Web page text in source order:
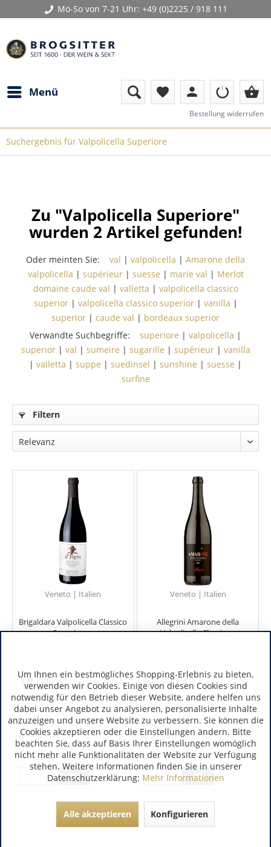
Mo-So von 7-21 Uhr: +49 (0)2225 / 918 111
Menü favorite person shopping_basket
Bestellung widerrufen
Suchergebnis für Valpolicella Superiore
Zu "Valpolicella Superiore"
wurden2 Artikel gefunden!
Oder meinten Sie: val | valpolicella | Amarone della
valpolicella | supérieur| suesse | marie val | Merlot
domaine caude val | valletta | valpolicella classico
superior| valpolicella classico superior| vanilla |
superior | caude val | bordeaux superior
Verwandte Suchbegriffe:
superiore | valpolicella |
superior| val | sumeire | sugarille | supérieur| vanilla
| valletta | suppe | suedinsel | sunshine | suesse |
surfine
Filtern
Veneto | Italien
Brigaldara Valpolicella Classico
Superiore...
18,75 €
inkl. MwSt.
0.75 Liter(25,00 € / 1 Liter)
Art.-Nr.:6409
Verfügbar
Veneto | Italien
Allegrini Amarone della
Valpolicella Classico...
86,50 €
inkl. MwSt.
0.75 Liter(115,33 € / 1 Liter)
Art.-Nr.:3621
Verfügbar
Um Ihnen ein bestmögliches Shopping-Erlebnis zu bieten,
verwenden wir Cookies. Einige von diesen Cookies sind
notwendig für den Betrieb dieser Website, andere helfen uns
dabei unser Angebot zu analysieren, personalisierte Inhalte
anzuzeigen und unsere Website zu verbessern. Sie können die
Cookies akzeptieren oder die Einstellungen ändern. Bitte
beachten Sie, dass auf Basis Ihrer Einstellungen womöglich
nicht mehr alle Funktionalitäten der Website zur Verfügung
stehen. Weitere Informationen finden Sie in unserer
Datenschutzerklärung: Mehr Informationen
Alle akzeptieren Konfigurieren